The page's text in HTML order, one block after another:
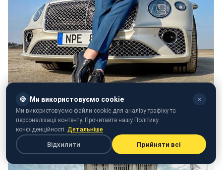
🍪 Ми використовуємо cookie ✕
Ми використовуємо файли cookie для аналізу трафіку та
персоналізації контенту. Прочитайте нашу Політику
конфіденційності. Детальніше
Відхилити Прийняти всі